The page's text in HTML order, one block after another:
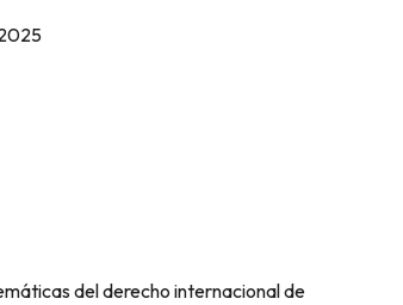
del derecho internacional de